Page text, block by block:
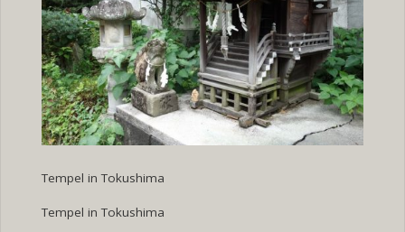
Tempel in Tokushima
Tempel in Tokushima